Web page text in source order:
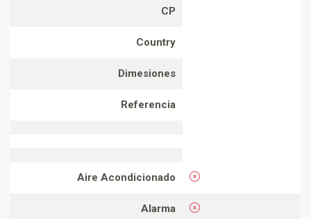
CP
Country
Dimesiones
Referencia
Aire Acondicionado
Alarma